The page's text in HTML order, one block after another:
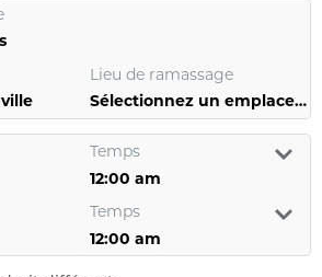
Lieu de ramassage
Sélectionnez un emplacement
Temps
Temps